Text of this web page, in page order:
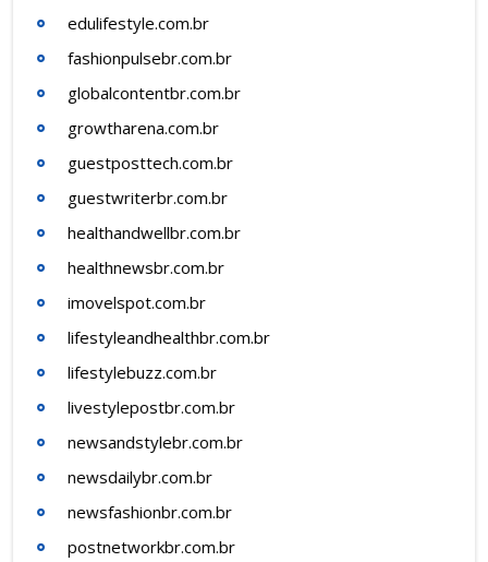
edulifestyle.com.br
fashionpulsebr.com.br
globalcontentbr.com.br
growtharena.com.br
guestposttech.com.br
guestwriterbr.com.br
healthandwellbr.com.br
healthnewsbr.com.br
imovelspot.com.br
lifestyleandhealthbr.com.br
lifestylebuzz.com.br
livestylepostbr.com.br
newsandstylebr.com.br
newsdailybr.com.br
newsfashionbr.com.br
postnetworkbr.com.br